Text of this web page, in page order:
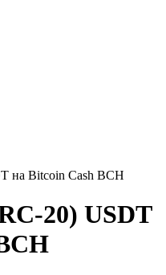
на Bitcoin Cash BCH
20) USDT